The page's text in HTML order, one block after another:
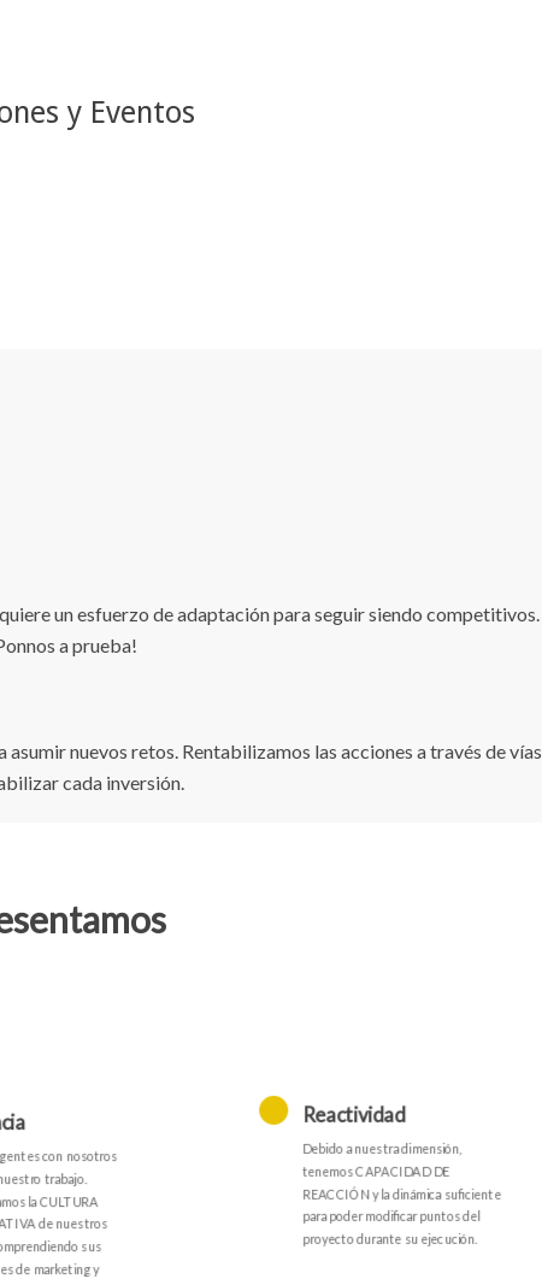
y Eventos
un esfuerzo de adaptación para seguir siendo competitivos.
a prueba!
nuevos retos. Rentabilizamos las acciones a través de vías
cada inversión.
con nosotros
trabajo.
la CULTURA
de nuestros
sus
de marketing y
Reactividad
Debido a nuestra dimensión,
tenemos CAPACIDAD DE
REACCIÓN y la dinámica suficiente
para poder modificar puntos del
proyecto durante su ejecución.